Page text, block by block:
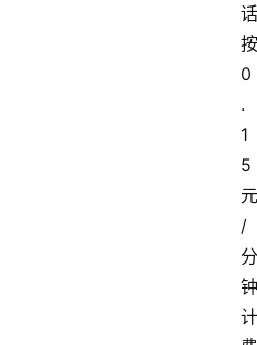
话
按
0
.
1
5
元
/
分
钟
计